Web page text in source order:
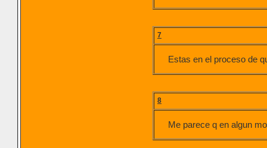
7
Estas en el proceso de
8
Me parece q en algun